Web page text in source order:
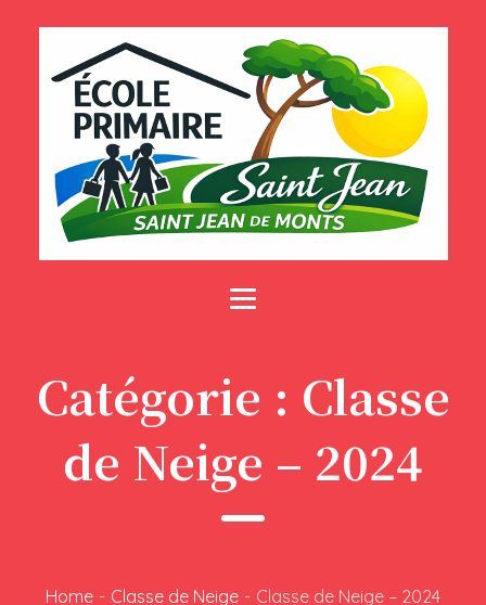
Catégorie : Classe
de Neige – 2024
Home - Classe de Neige - Classe de Neige – 2024